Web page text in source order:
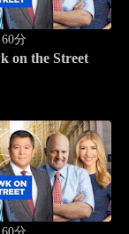
分
on the Street